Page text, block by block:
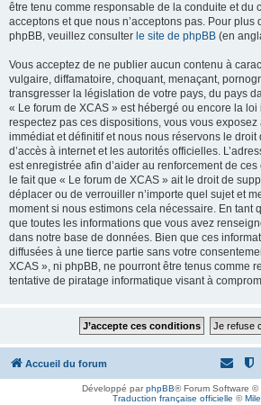
être tenu comme responsable de la conduite et du
acceptons et que nous n’acceptons pas. Pour plus
phpBB, veuillez consulter le site de phpBB (en
Vous acceptez de ne publier aucun contenu à
vulgaire, diffamatoire, choquant, menaçant,
transgresser la législation de votre pays, du pays
« Le forum de XCAS » est hébergé ou encore la
respectez pas ces dispositions, vous vous
immédiat et définitif et nous nous réservons le droit
d’accès à internet et les autorités officielles.
est enregistrée afin d’aider au renforcement de
le fait que « Le forum de XCAS » ait le droit de
déplacer ou de verrouiller n’importe quel sujet et
moment si nous estimons cela nécessaire. En tant
que toutes les informations que vous avez
dans notre base de données. Bien que ces
diffusées à une tierce partie sans votre
XCAS », ni phpBB, ne pourront être tenus comme
tentative de piratage informatique visant à
Accueil du forum
Développé parphpBB® Forum Software ©
Traduction française officielle ©